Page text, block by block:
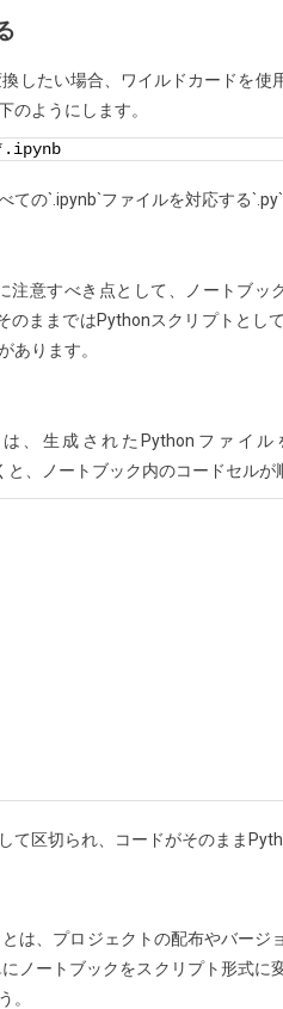
したい場合、ワイルドカードを使
のようにします。
の`.ipynb`ファイルを対応する
注意すべき点として、ノートブッ
ままではPythonスクリプトとし
あります。
、生成されたPythonファイル
、ノートブック内のコードセルが
て区切られ、コードがそのまま
は、プロジェクトの配布やバー
ノートブックをスクリプト形式に
。